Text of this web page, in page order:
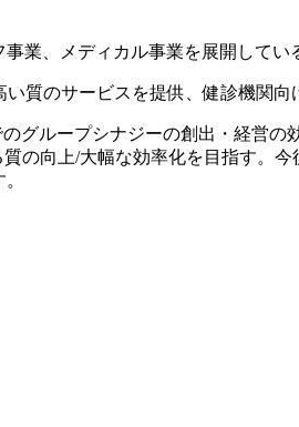
業、メディカル事業を展開してい
質のサービスを提供、健診機関
グループシナジーの創出・経営
の向上/大幅な効率化を目指す。